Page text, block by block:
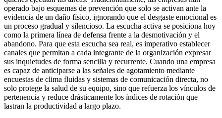
operado bajo esquemas de prevención que solo se activan ante la
evidencia de un daño físico, ignorando que el desgaste emocional es
un proceso gradual y silencioso. La escucha activa se posiciona hoy
como la primera línea de defensa frente a la desmotivación y el
abandono. Para que esta escucha sea real, es imperativo establecer
canales que permitan a cada integrante de la organización expresar
sus inquietudes de forma sencilla y recurrente. Cuando una empresa
es capaz de anticiparse a las señales de agotamiento mediante
encuestas de clima fluidas y sistemas de comunicación directa, no
solo protege la salud de su equipo, sino que refuerza los vínculos de
pertenencia y reduce drásticamente los índices de rotación que
lastran la productividad a largo plazo.